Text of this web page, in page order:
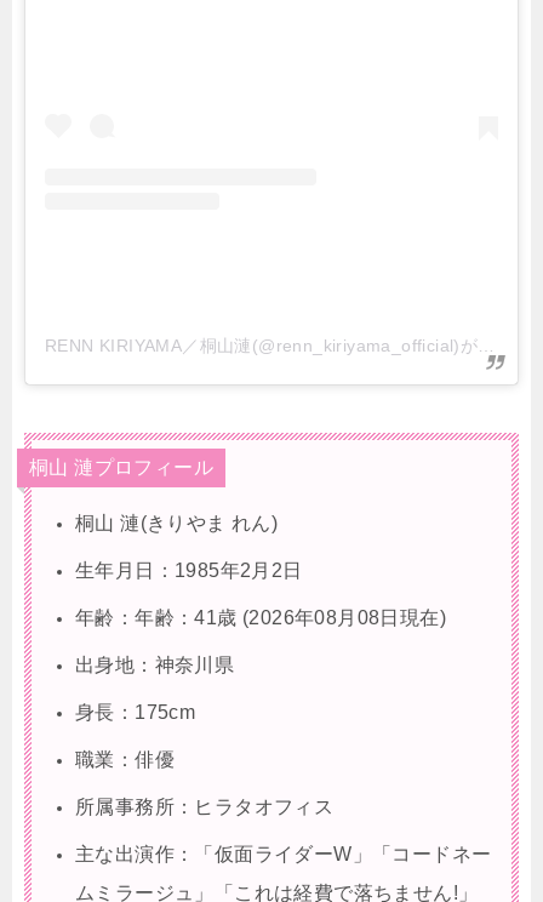
桐山 漣プロフィール
桐山 漣(きりやま れん)
生年月日：1985年2月2日
年齢：年齢：41歳 (2026年08月08日現在)
出身地：神奈川県
身長：175cm
職業：俳優
所属事務所：ヒラタオフィス
主な出演作：「仮面ライダーW」「コードネー
ムミラージュ」「これは経費で落ちません!」